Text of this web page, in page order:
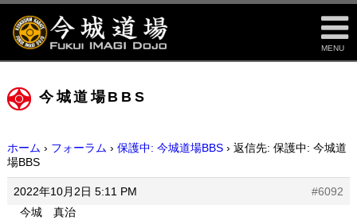
MENU
今城道場BBS
ホーム › フォーラム › 保護中: 今城道場BBS › 返信先: 保護中: 今城道
場BBS
2022年10月2日 5:11 PM
#6092
今城 真治